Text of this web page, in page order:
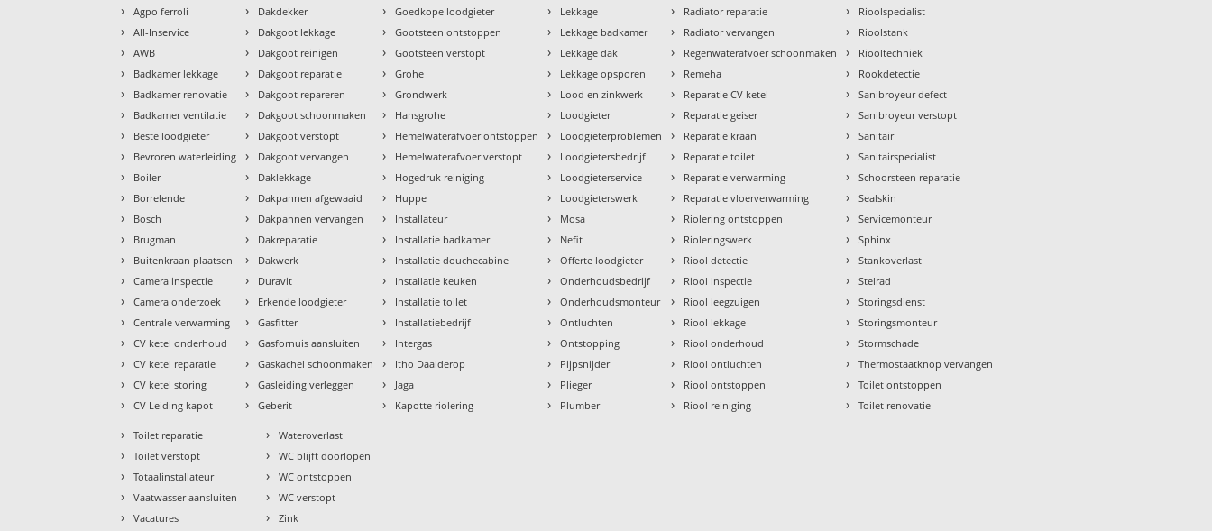
› Agpo ferroli
› All-Inservice
› AWB
› Badkamer lekkage
› Badkamer renovatie
› Badkamer ventilatie
› Beste loodgieter
› Bevroren waterleiding
› Boiler
› Borrelende
› Bosch
› Brugman
› Buitenkraan plaatsen
› Camera inspectie
› Camera onderzoek
› Centrale verwarming
› CV ketel onderhoud
› CV ketel reparatie
› CV ketel storing
› CV Leiding kapot
› Dakdekker
› Dakgoot lekkage
› Dakgoot reinigen
› Dakgoot reparatie
› Dakgoot repareren
› Dakgoot schoonmaken
› Dakgoot verstopt
› Dakgoot vervangen
› Daklekkage
› Dakpannen afgewaaid
› Dakpannen vervangen
› Dakreparatie
› Dakwerk
› Duravit
› Erkende loodgieter
› Gasfitter
› Gasfornuis aansluiten
› Gaskachel schoonmaken
› Gasleiding verleggen
› Geberit
› Goedkope loodgieter
› Gootsteen ontstoppen
› Gootsteen verstopt
› Grohe
› Grondwerk
› Hansgrohe
› Hemelwaterafvoer ontstoppen
› Hemelwaterafvoer verstopt
› Hogedruk reiniging
› Huppe
› Installateur
› Installatie badkamer
› Installatie douchecabine
› Installatie keuken
› Installatie toilet
› Installatiebedrijf
› Intergas
› Itho Daalderop
› Jaga
› Kapotte riolering
› Lekkage
› Lekkage badkamer
› Lekkage dak
› Lekkage opsporen
› Lood en zinkwerk
› Loodgieter
› Loodgieterproblemen
› Loodgietersbedrijf
› Loodgieterservice
› Loodgieterswerk
› Mosa
› Nefit
› Offerte loodgieter
› Onderhoudsbedrijf
› Onderhoudsmonteur
› Ontluchten
› Ontstopping
› Pijpsnijder
› Plieger
› Plumber
› Radiator reparatie
› Radiator vervangen
› Regenwaterafvoer schoonmaken
› Remeha
› Reparatie CV ketel
› Reparatie geiser
› Reparatie kraan
› Reparatie toilet
› Reparatie verwarming
› Reparatie vloerverwarming
› Riolering ontstoppen
› Rioleringswerk
› Riool detectie
› Riool inspectie
› Riool leegzuigen
› Riool lekkage
› Riool onderhoud
› Riool ontluchten
› Riool ontstoppen
› Riool reiniging
› Rioolspecialist
› Rioolstank
› Riooltechniek
› Rookdetectie
› Sanibroyeur defect
› Sanibroyeur verstopt
› Sanitair
› Sanitairspecialist
› Schoorsteen reparatie
› Sealskin
› Servicemonteur
› Sphinx
› Stankoverlast
› Stelrad
› Storingsdienst
› Storingsmonteur
› Stormschade
› Thermostaatknop vervangen
› Toilet ontstoppen
› Toilet renovatie
› Toilet reparatie
› Toilet verstopt
› Totaalinstallateur
› Vaatwasser aansluiten
› Vacatures
› Wateroverlast
› WC blijft doorlopen
› WC ontstoppen
› WC verstopt
› Zink